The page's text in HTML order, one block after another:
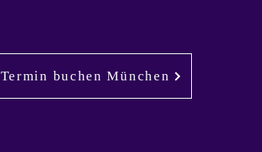
Termin buchen München